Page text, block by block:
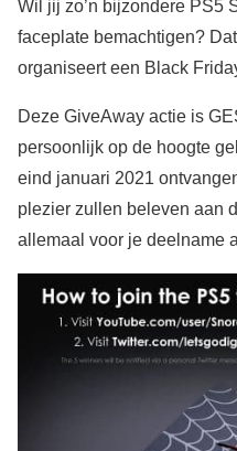
Wil jij zo’n bijzondere PS5
faceplate bemachtigen?
organiseert een Black
Deze GiveAway actie is
persoonlijk op de hoogte
eind januari 2021
plezier zullen beleven aan
allemaal voor je deelname